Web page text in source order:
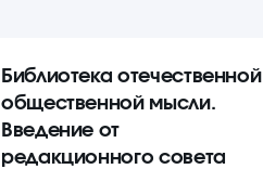
Библиотека отечественной
общественной мысли.
Введение от
редакционного совета